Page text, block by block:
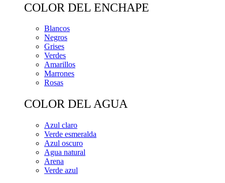
COLOR DEL ENCHAPE
Blancos
Negros
Grises
Verdes
Amarillos
Marrones
Rosas
COLOR DEL AGUA
Azul claro
Verde esmeralda
Azul oscuro
Agua natural
Arena
Verde azul